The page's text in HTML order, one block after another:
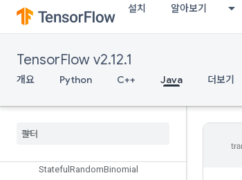
설치 알아보기
TensorFlow v2.12.1
개요 Python C++ Java 더보기
Split
SplitDedupData
SplitV
Stack
Stateful RandomBinomial